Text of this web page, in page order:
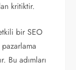
kritiktir.
bir SEO
Bu adımları